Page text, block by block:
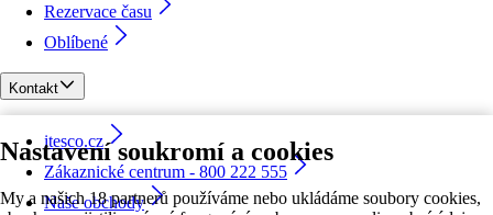
Nastavení soukromí a cookies
My a našich 18 partnerů používáme nebo ukládáme soubory cookies,
Rezervace času
Oblíbené
Kontakt
itesco.cz
Zákaznické centrum - 800 222 555
Naše obchody